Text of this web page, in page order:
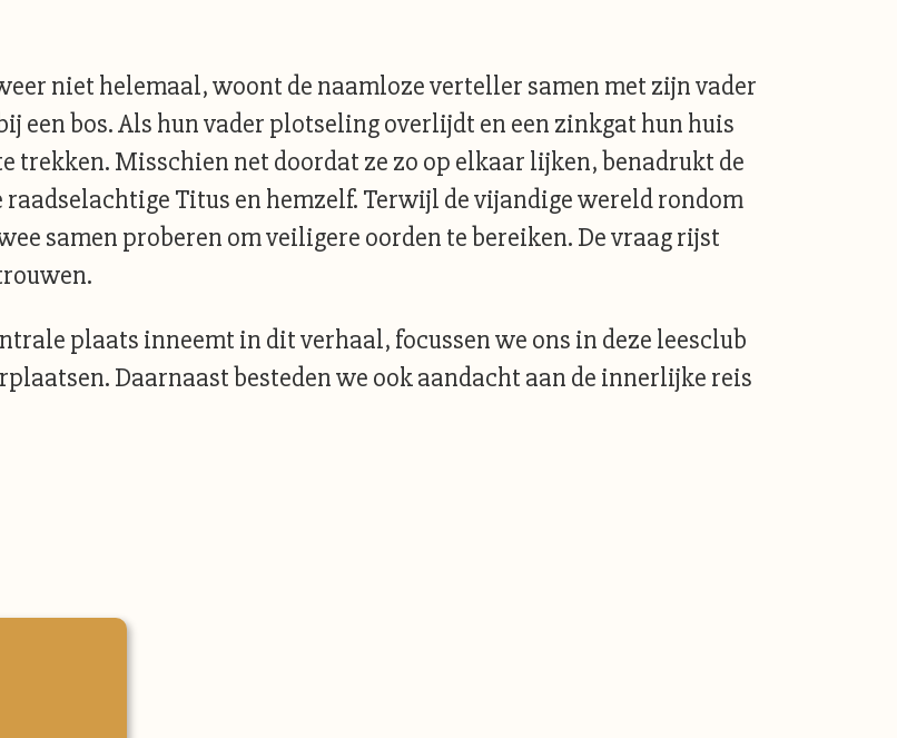
niet helemaal, woont de naamloze verteller samen met zijn vader
een bos. Als hun vader plotseling overlijdt en een zinkgat hun huis
trekken. Misschien net doordat ze zo op elkaar lijken, benadrukt de
Titus en hemzelf. Terwijl de vijandige wereld rondom
samen proberen om veiligere oorden te bereiken. De vraag rijst
plaats inneemt in dit verhaal, focussen we ons in deze leesclub
Daarnaast besteden we ook aandacht aan de innerlijke reis